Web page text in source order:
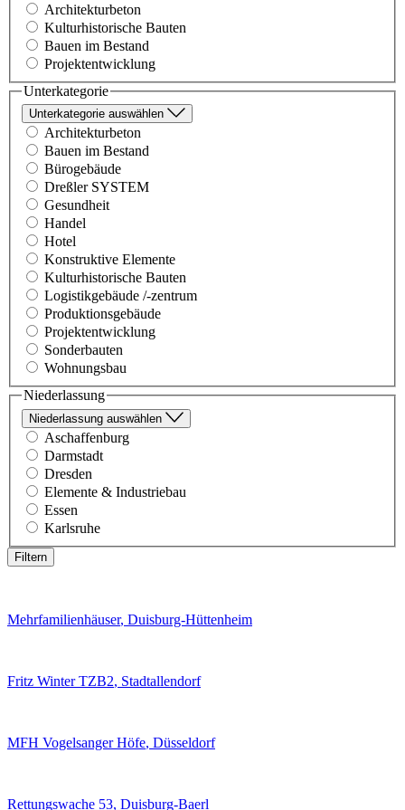
Architekturbeton
Kulturhistorische Bauten
Bauen im Bestand
Projektentwicklung
Unterkategorie
Unterkategorie auswählen
Architekturbeton
Bauen im Bestand
Bürogebäude
Dreßler SYSTEM
Gesundheit
Handel
Hotel
Konstruktive Elemente
Kulturhistorische Bauten
Logistikgebäude /-zentrum
Produktionsgebäude
Projektentwicklung
Sonderbauten
Wohnungsbau
Niederlassung
Niederlassung auswählen
Aschaffenburg
Darmstadt
Dresden
Elemente & Industriebau
Essen
Karlsruhe
Filtern
Mehrfamilienhäuser, Duisburg-Hüttenheim
Fritz Winter TZB2, Stadtallendorf
MFH Vogelsanger Höfe, Düsseldorf
Rettungswache 53, Duisburg-Baerl